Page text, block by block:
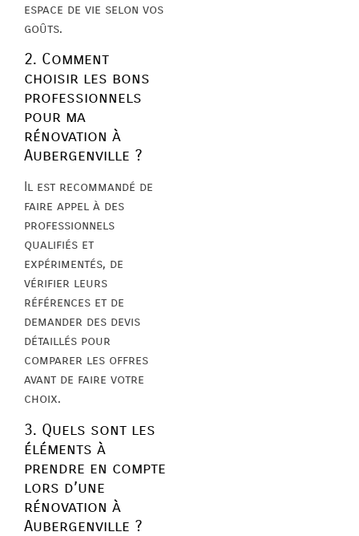
espace de vie selon vos
goûts.
2. Comment
choisir les bons
professionnels
pour ma
rénovation à
Aubergenville ?
Il est recommandé de
faire appel à des
professionnels
qualifiés et
expérimentés, de
vérifier leurs
références et de
demander des devis
détaillés pour
comparer les offres
avant de faire votre
choix.
3. Quels sont les
éléments à
prendre en compte
lors d’une
rénovation à
Aubergenville ?